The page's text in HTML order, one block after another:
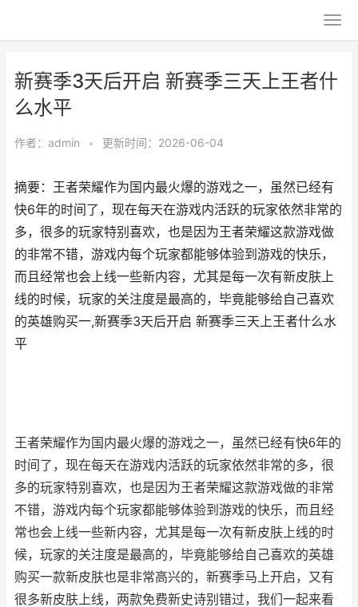
新赛季3天后开启 新赛季三天上王者什
么水平
作者： admin • 更新时间：2026-06-04
摘要：王者荣耀作为国内最火爆的游戏之一，虽然已经有
快6年的时间了，现在每天在游戏内活跃的玩家依然非常的
多，很多的玩家特别喜欢，也是因为王者荣耀这款游戏做
的非常不错，游戏内每个玩家都能够体验到游戏的快乐，
而且经常也会上线一些新内容，尤其是每一次有新皮肤上
线的时候，玩家的关注度是最高的，毕竟能够给自己喜欢
的英雄购买一,新赛季3天后开启 新赛季三天上王者什么水
平
王者荣耀作为国内最火爆的游戏之一，虽然已经有快6年的
时间了，现在每天在游戏内活跃的玩家依然非常的多，很
多的玩家特别喜欢，也是因为王者荣耀这款游戏做的非常
不错，游戏内每个玩家都能够体验到游戏的快乐，而且经
常也会上线一些新内容，尤其是每一次有新皮肤上线的时
候，玩家的关注度是最高的，毕竟能够给自己喜欢的英雄
购买一款新皮肤也是非常高兴的，新赛季马上开启，又有
很多新皮肤上线，两款免费新史诗别错过，我们一起来看